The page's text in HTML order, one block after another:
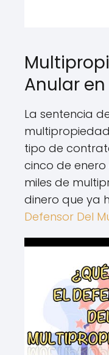
Anular
La sentencia
tipo de
cinco de
miles de
dinero que ya
Defensor Del